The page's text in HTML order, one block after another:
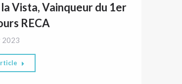
Vista, Vainqueur du 1er
RECA
2023